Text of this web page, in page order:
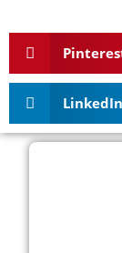
LinkedIn